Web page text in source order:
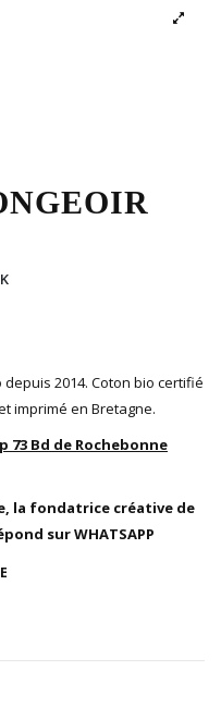
2014. Coton bio certifié
imprimé en Bretagne.
73 Bd de Rochebonne
la fondatrice créative de
sur WHATSAPP